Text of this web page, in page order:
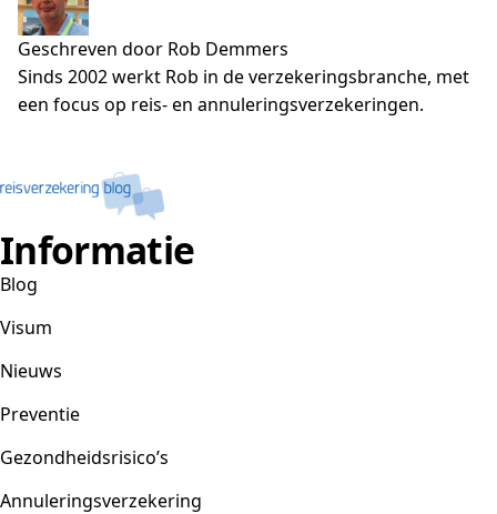
Geschreven door Rob Demmers
Sinds 2002 werkt Rob in de verzekeringsbranche, met
een focus op reis- en annuleringsverzekeringen.
Informatie
Blog
Visum
Nieuws
Preventie
Gezondheidsrisico’s
Annuleringsverzekering